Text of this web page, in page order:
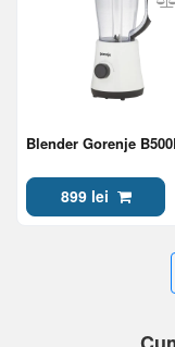
Blender Gorenje
899 lei